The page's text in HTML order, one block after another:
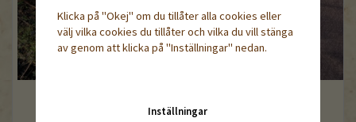
Jordbrun ogräsduk, 2,4m
Klicka på "Okej" om du tillåter alla cookies eller
välj vilka cookies du tillåter och vilka du vill stänga
av genom att klicka på "Inställningar" nedan.
Inställningar